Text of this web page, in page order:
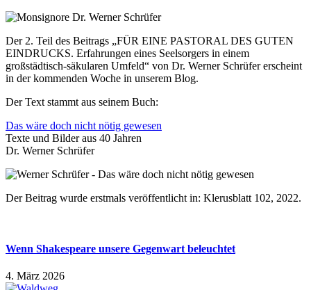
Der 2. Teil des Beitrags „FÜR EINE PASTORAL DES GUTEN
EINDRUCKS. Erfahrungen eines Seelsorgers in einem
großstädtisch-säkularen Umfeld“ von Dr. Werner Schrüfer erscheint
in der kommenden Woche in unserem Blog.
Der Text stammt aus seinem Buch:
Das wäre doch nicht nötig gewesen
Texte und Bilder aus 40 Jahren
Dr. Werner Schrüfer
Der Beitrag wurde erstmals veröffentlicht in: Klerusblatt 102, 2022.
Wenn Shakespeare unsere Gegenwart beleuchtet
4. März 2026